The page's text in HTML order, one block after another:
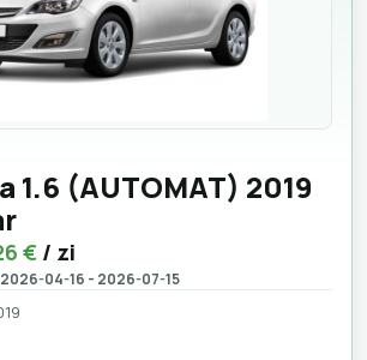
1.6 (AUTOMAT) 2019
€ / zi
04-16 - 2026-07-15